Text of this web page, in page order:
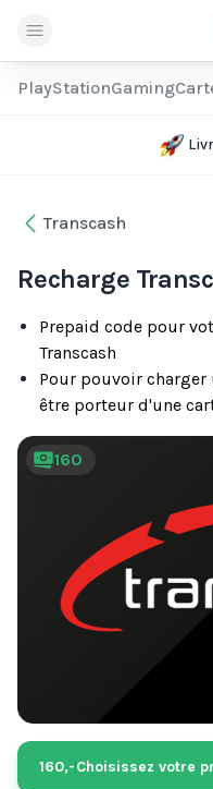
PlayStationGaming
Transcash
Recharge
Prepaid code pour
Transcash
Pour pouvoir charger
être porteur d'une
160
160,-Choisissez votre